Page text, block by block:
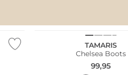
TAMARIS
Chelsea Boots
99,95